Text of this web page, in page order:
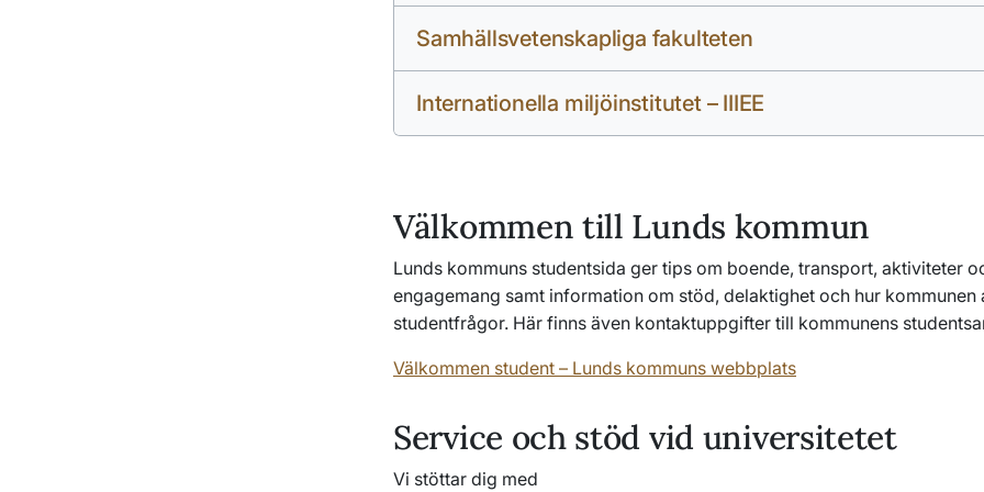
Samhällsvetenskapliga fakulteten
Internationella miljöinstitutet – IIIEE
Välkommen till Lunds kommun
Lunds kommuns studentsida ger tips om boende, transport, aktiviteter
engagemang samt information om stöd, delaktighet och hur kommunen
studentfrågor. Här finns även kontaktuppgifter till kommunens
Välkommen student – Lunds kommuns webbplats
Service och stöd vid universitetet
Vi stöttar dig med